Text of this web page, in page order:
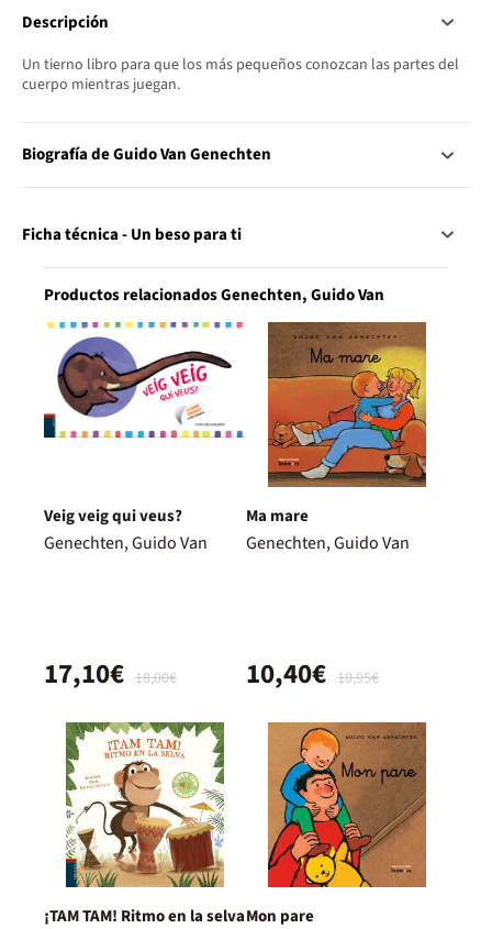
Descripción
Un tierno libro para que los más pequeños conozcan las partes del
cuerpo mientras juegan.
Biografía de Guido Van Genechten
Ficha técnica - Un beso para ti
Productos relacionados Genechten, Guido Van
Veig veig qui veus?
Genechten, Guido Van
18,00€
17,10€
Ma mare
Genechten, Guido Van
10,95€
10,40€
¡TAM TAM! Ritmo en la selvaMon pare